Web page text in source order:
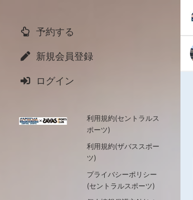
予約する
新規会員登録
ログイン
利用規約(セントラルス
ポーツ)
利用規約(ザバススポー
ツ)
プライバシーポリシー
(セントラルスポーツ)